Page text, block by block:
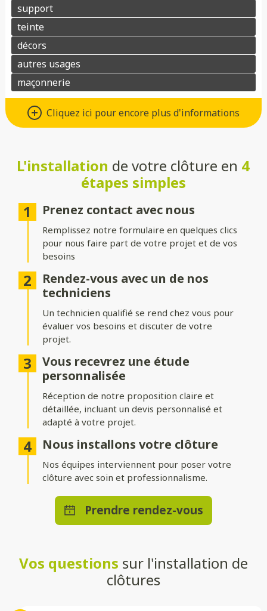
Cliquez ici pour encore plus d'informations
Un grand choix de matériaux de
qualité
: moderne, léger et résistant à la corrosion.
Composite
d’entretien.
: économique, durable et facile à entretenir.
Bois: naturel et chaleureux, idéal pour un extérieur
authentique.
: robuste et contemporain, avec une touche minérale.
: simple, efficace et modulable selon vos besoins.
Différentes options d’occultation
Selon vos envies et vos besoins, nos clôtures peuvent être :
Pleinement occultantes: pour garantir une intimité
maximale.
Ajourées
: pour laisser passer la lumière tout en délimitant
votre espace.
Brise-vue ou brise-vent: pour allier confort et esthétisme.
Une pose adaptée à votre terrain
Que vous souhaitiez une clôture posée directement au sol ou
Un large choix de teintes et de
L'installation de votre clôture en 4
étapes simples
Prenez contact avec nous
Remplissez notre formulaire en quelques clics
pour nous faire part de votre projet et de vos
besoins
Rendez-vous avec un de nos
techniciens
Un technicien qualifié se rend chez vous pour
évaluer vos besoins et discuter de votre
projet.
Vous recevrez une étude
personnalisée
Réception de notre proposition claire et
détaillée, incluant un devis personnalisé et
adapté à votre projet.
Nous installons votre clôture
Nos équipes interviennent pour poser votre
clôture avec soin et professionnalisme.
Prendre rendez-vous
Vos questions sur l'installation de
clôtures